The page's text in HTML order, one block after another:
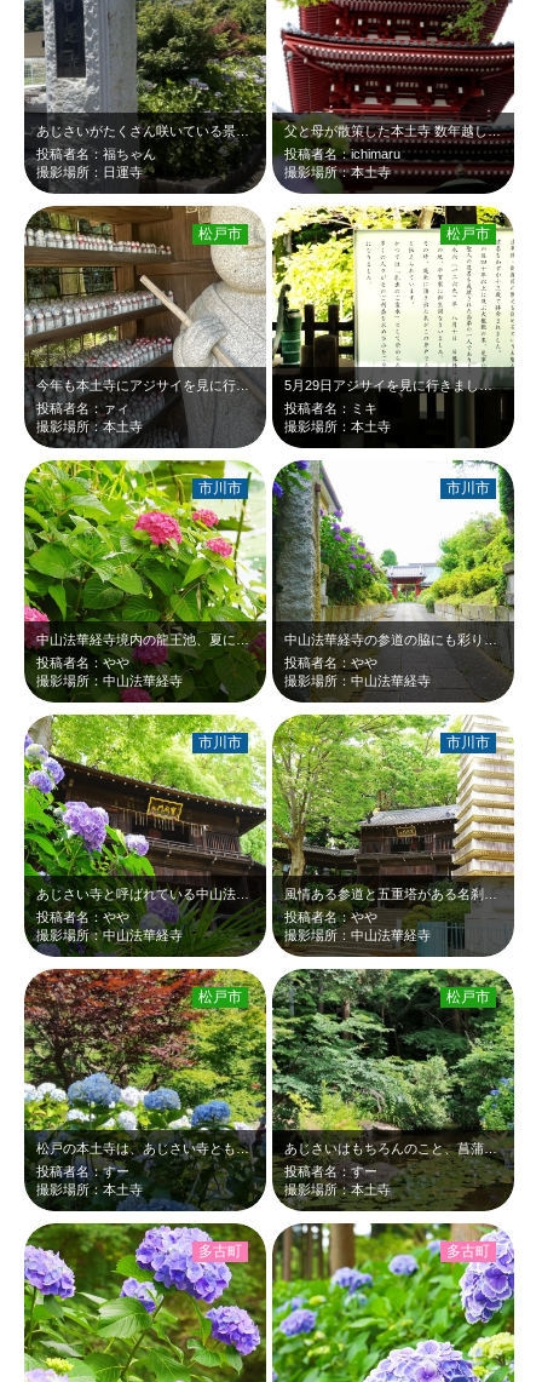
あじさいがたくさん咲いている景色の良いお寺です。
投稿者名：福ちゃん
撮影場所：日運寺
父と母が散策した本土寺 数年越しに私と夫で紫陽花を観に行きました。 紫陽花…
投稿者名：ichimaru
撮影場所：本土寺
今年も本土寺にアジサイを見に行きました！秋には紅葉をみにいきます！
投稿者名：ァィ
撮影場所：本土寺
松戸市
5月29日アジサイを見に行きましたが目的の花が咲いていなくて残念ですが菖蒲園の…
投稿者名：ミキ
撮影場所：本土寺
松戸市
中山法華経寺境内の龍王池、夏になると蓮の花がきれいに咲くけど、今はあじさいが見…
投稿者名：やや
撮影場所：中山法華経寺
市川市
中山法華経寺の参道の脇にも彩りのあじさいが咲いています。
投稿者名：やや
撮影場所：中山法華経寺
市川市
あじさい寺と呼ばれている中山法華経寺
投稿者名：やや
撮影場所：中山法華経寺
市川市
風情ある参道と五重塔がある名刹中山法華経寺
投稿者名：やや
撮影場所：中山法華経寺
市川市
松戸の本土寺は、あじさい寺とも呼ばれる程あじさいが有名。 菖蒲や他の花もあり…
投稿者名：すー
撮影場所：本土寺
松戸市
あじさいはもちろんのこと、菖蒲、蓮の花等いろいろ楽しめる。 時期によって参拝…
投稿者名：すー
撮影場所：本土寺
松戸市
多古町 多古町